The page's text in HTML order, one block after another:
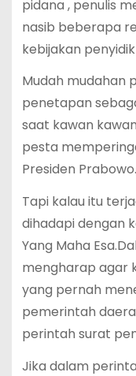
pidana , penulis
nasib beberapa
kebijakan
Mudah mudahan
penetapan
saat kawan
pesta
Presiden Prabowo.
Tapi kalau itu
dihadapi dengan
Yang Maha
mengharap agar
yang pernah
pemerintah
perintah surat
Jika dalam